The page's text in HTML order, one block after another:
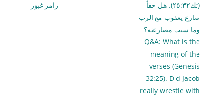
(تك٢٥:٣٢). هل حقاً
صارع يعقوب مع الرب
وما سبب مصارعته؟
Q&A: What is the
meaning of the
verses (Genesis
32:25). Did Jacob
really wrestle with
رامز غبور